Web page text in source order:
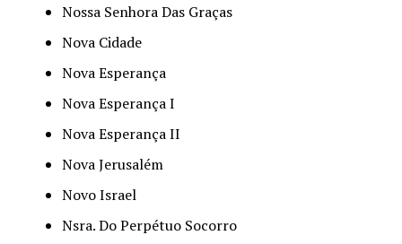
Nossa Senhora Das Graças
Nova Cidade
Nova Esperança
Nova Esperança I
Nova Esperança II
Nova Jerusalém
Novo Israel
Nsra. Do Perpétuo Socorro